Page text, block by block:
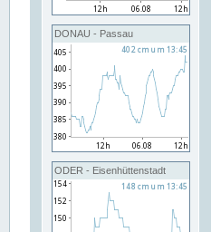
DONAU - Passau
ODER - Eisenhüttenstadt